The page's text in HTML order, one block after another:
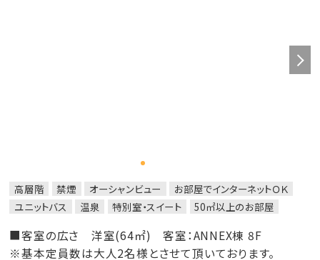
高層階 禁煙 オーシャンビュー
お部屋でインターネットＯＫ
ユニットバス
温泉 特別室・スイート 50㎡以上のお部屋
■客室の広さ 洋室(64㎡) 客室：ANNEX棟 8F
※基本定員数は大人2名様とさせて頂いております。